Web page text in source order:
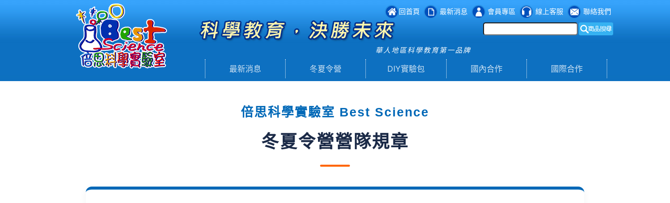
回首頁 最新消息 會員專區 線上客服 聯絡我們
華人地區科學教育第一品牌
最新消息 冬夏令營 DIY實驗包 國內合作 國際合作
倍思科學實驗室 Best Science
冬夏令營營隊規章